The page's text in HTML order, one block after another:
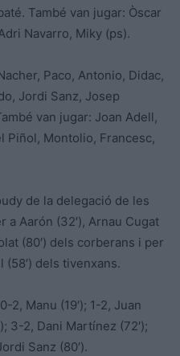
També van jugar: Òscar
Navarro, Miky (ps).
Paco, Antonio, Didac,
Jordi Sanz, Josep
van jugar: Joan Adell,
Piñol, Montolio, Francesc,
de la delegació de les
a Aarón (32′), Arnau Cugat
(80′) dels corberans i per
(58′) dels tivenxans.
2, Manu (19′); 1-2, Juan
3-2, Dani Martínez (72′);
Sanz (80′).